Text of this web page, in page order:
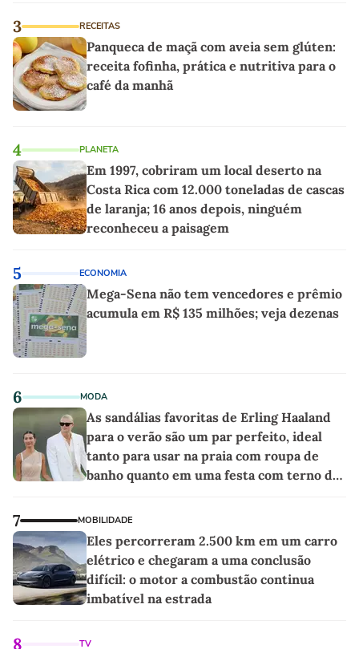
3 RECEITAS
Panqueca de maçã com aveia sem glúten:
receita fofinha, prática e nutritiva para o
café da manhã
4 PLANETA
Em 1997, cobriram um local deserto na
Costa Rica com 12.000 toneladas de cascas
de laranja; 16 anos depois, ninguém
reconheceu a paisagem
5 ECONOMIA
Mega-Sena não tem vencedores e prêmio
acumula em R$ 135 milhões; veja dezenas
6 MODA
As sandálias favoritas de Erling Haaland
para o verão são um par perfeito, ideal
tanto para usar na praia com roupa de
banho quanto em uma festa com terno de
7 MOBILIDADE
Eles percorreram 2.500 km em um carro
elétrico e chegaram a uma conclusão
difícil: o motor a combustão continua
imbatível na estrada
8 TV